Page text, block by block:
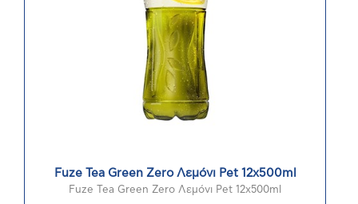
Fuze Tea Green Zero Λεμόνι Pet 12x500ml
Fuze Tea Green Zero Λεμόνι Pet 12x500ml